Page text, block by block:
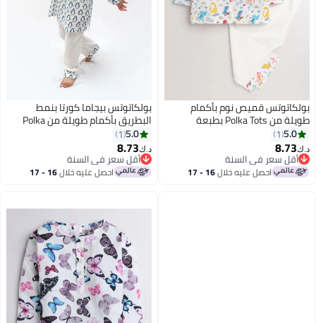
7
بولكاتوتس قميص نوم بأكمام
طويلة من Polka Tots بطبعة
ديناصور - أبيض
5.0
1
د.ك‏8.73
أقل سعر في السنة
أقل سعر في السنة
احصل عليه خلال 16 - 17
اغسطس
6
بولكاتوتس بيجاما كورتا بنمط
البطريق بأكمام طويلة من Polka
Tots - أزرق5.0
1
د.ك‏8.73
أقل سعر في السنة
أقل سعر في السنة
احصل عليه خلال 16 - 17
اغسطس